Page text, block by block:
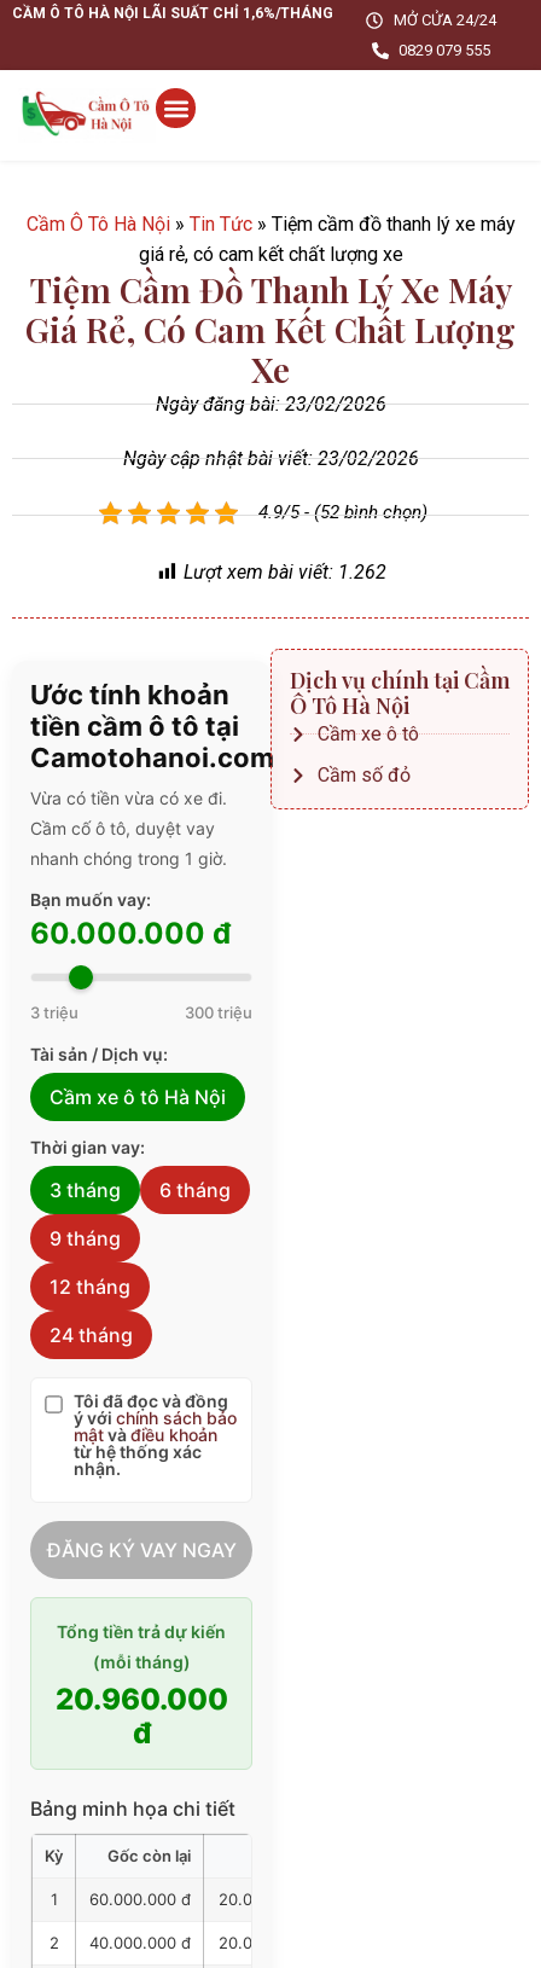
CẦM Ô TÔ HÀ NỘI LÃI SUẤT CHỈ 1,6%/THÁNG
MỞ CỬA 24/24
0829 079 555
Cầm Ô Tô Hà Nội» Tin Tức» Tiệm cầm đồ thanh lý xe máy
giá rẻ, có cam kết chất lượng xe
Tiệm Cầm Đồ Thanh Lý Xe Máy
Giá Rẻ, Có Cam Kết Chất Lượng
Xe
Ngày đăng bài: 23/02/2026
Ngày cập nhật bài viết: 23/02/2026
4.9/5 - (52 bình chọn)
Lượt xem bài viết: 1.262
Ước tính khoản
tiền cầm ô tô tại
Camotohanoi.com
Vừa có tiền vừa có xe đi.
Cầm cố ô tô, duyệt vay
nhanh chóng trong 1 giờ.
Bạn muốn vay:
60.000.000 đ
3 triệu 300 triệu
Tài sản / Dịch vụ:
Cầm xe ô tô Hà Nội
Thời gian vay:
3 tháng
6 tháng
9 tháng
12 tháng
24 tháng
Tôi đã đọc và đồng
ý với chính sách bảo
mậtvàđiều khoản
từ hệ thống xác
nhận.
ĐĂNG KÝ VAY NGAY
Tổng tiền trả dự kiến
(mỗi tháng)
20.960.000
đ
Bảng minh họa chi tiết
Kỳ Gốc còn lại
1 60.000.000 đ 20.000.000 đ
2 40.000.000 đ 20.000.000 đ
Dịch vụ chính tại Cầm
Ô Tô Hà Nội
Cầm xe ô tô
Cầm số đỏ